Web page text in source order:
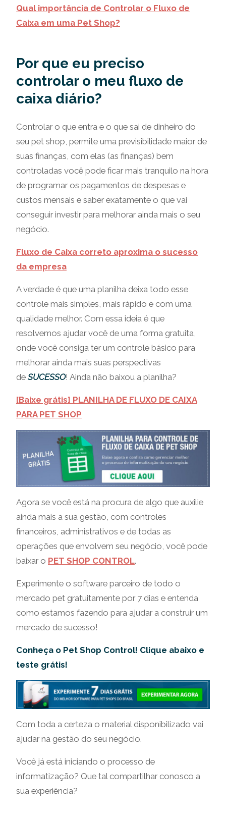
Qual importância de Controlar o Fluxo de
Caixa em uma Pet Shop?
Por que eu preciso
controlar o meu fluxo de
caixa diário?
Controlar o que entra e o que sai de dinheiro do
seu pet shop, permite uma previsibilidade maior de
suas finanças, com elas (as finanças) bem
controladas você pode ficar mais tranquilo na hora
de programar os pagamentos de despesas e
custos mensais e saber exatamente o que vai
conseguir investir para melhorar ainda mais o seu
negócio.
Fluxo de Caixa correto aproxima o sucesso
da empresa
A verdade é que uma planilha deixa todo esse
controle mais simples, mais rápido e com uma
qualidade melhor. Com essa ideia é que
resolvemos ajudar você de uma forma gratuita,
onde você consiga ter um controle básico para
melhorar ainda mais suas perspectivas
de SUCESSO! Ainda não baixou a planilha?
[Baixe grátis] PLANILHA DE FLUXO DE CAIXA
PARA PET SHOP
Agora se você está na procura de algo que auxilie
ainda mais a sua gestão, com controles
financeiros, administrativos e de todas as
operações que envolvem seu negócio, você pode
baixar o PET SHOP CONTROL.
Experimente o software parceiro de todo o
mercado pet gratuitamente por 7 dias e entenda
como estamos fazendo para ajudar a construir um
mercado de sucesso!
Conheça o Pet Shop Control! Clique abaixo e
teste grátis!
Com toda a certeza o material disponibilizado vai
ajudar na gestão do seu negócio.
Você já está iniciando o processo de
informatização? Que tal compartilhar conosco a
sua experiência?